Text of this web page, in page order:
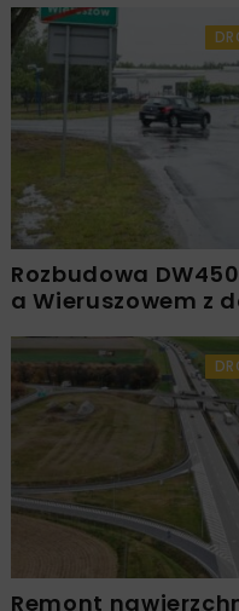
Rozbudowa
a Wieruszowem z
Remont